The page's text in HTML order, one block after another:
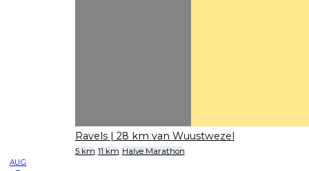
Ravels | 28 km van Wuustwezel
5 km 11 km Halve Marathon
AUG